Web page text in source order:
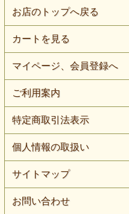
お店のトップへ戻る
カートを見る
マイページ、会員登録へ
ご利用案内
特定商取引法表示
個人情報の取扱い
サイトマップ
お問い合わせ